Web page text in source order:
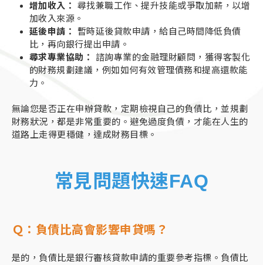
增加收入：
尋找兼職工作、提升技能或爭取加薪，以增
加收入來源。
延後申請：
暫時延後貸款申請，給自己時間降低負債
比，再向銀行提出申請。
尋求專業協助：
諮詢專業的金融理財顧問，獲得客製化
的財務規劃建議，例如如何有效管理債務和提高還款能
力。
無論您是否正在申辦貸款，定期檢視自己的負債比，並規劃
財務狀況，都是非常重要的。避免過度負債，才能在人生的
道路上走得更穩健，達成財務目標。
常見問題快速FAQ
Ｑ：負債比高會影響申貸嗎？
是的，負債比是銀行審核貸款申請的重要參考指標。負債比